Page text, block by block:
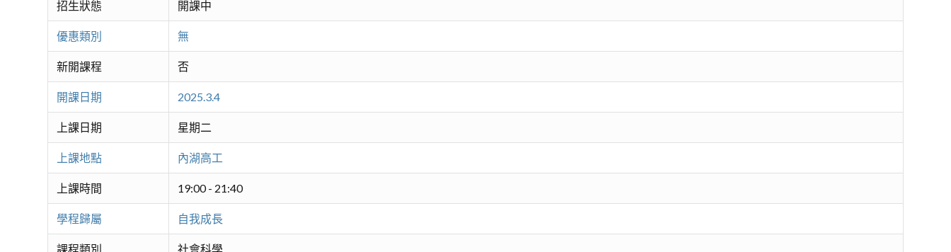
招生狀態 開課中
優惠類別 無
新開課程 否
開課日期 2025.3.4
上課日期 星期二
上課地點 內湖高工
上課時間 19:00 - 21:40
學程歸屬 自我成長
課程類別 社會科學